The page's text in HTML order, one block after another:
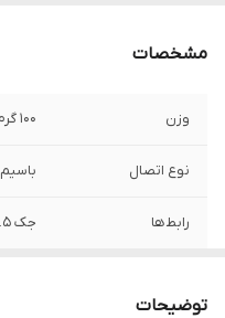
مشخصات
وزن 100 گرم
نوع اتصال باسیم
رابط‌ها جک 3.5 میلی‌متری صدا
توضیحات